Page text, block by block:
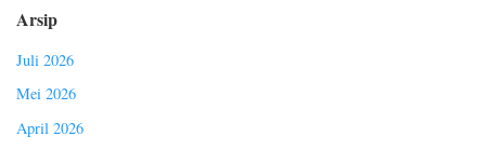
Arsip
Juli 2026
Mei 2026
April 2026